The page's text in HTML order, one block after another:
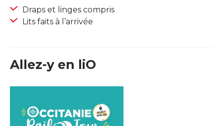
Draps et linges compris
Lits faits à l’arrivée
Allez-y en liO